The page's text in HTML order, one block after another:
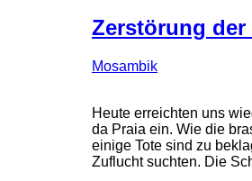
Zerstörung der
Mosambik
Heute erreichten uns
da Praia ein. Wie die
einige Tote sind zu
Zuflucht suchten. Die